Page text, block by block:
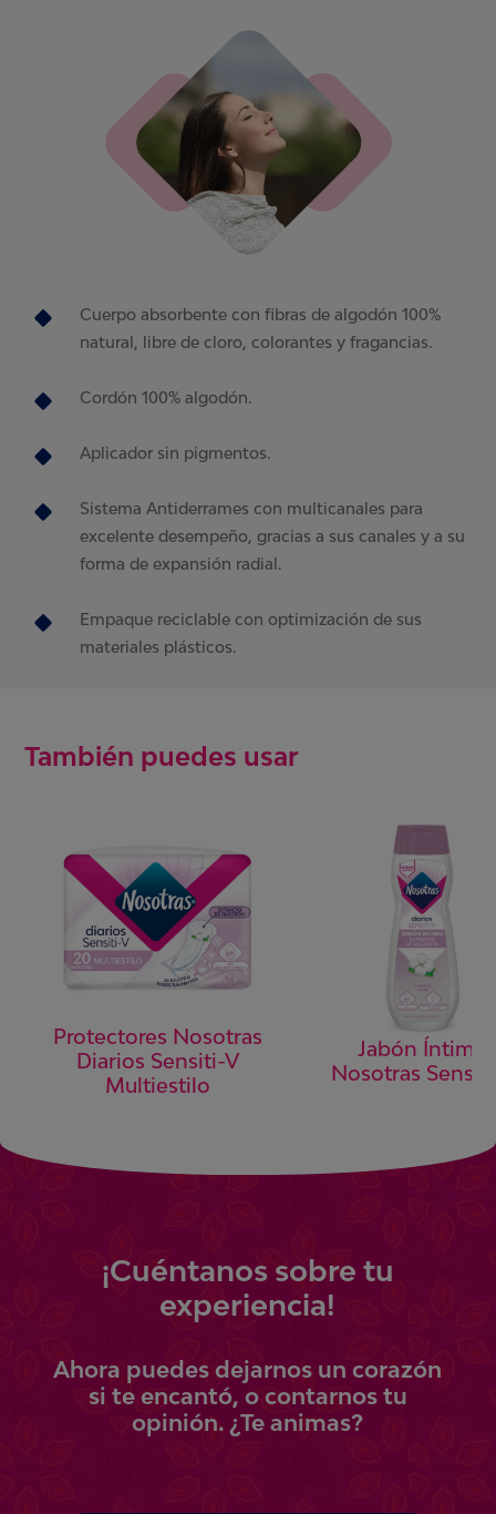
Cuerpo absorbente con fibras de algodón 100%
natural, libre de cloro, colorantes y fragancias.
Cordón 100% algodón.
Aplicador sin pigmentos.
Sistema Antiderrames con multicanales para
excelente desempeño, gracias a sus canales y a su
forma de expansión radial.
Empaque reciclable con optimización de sus
materiales plásticos.
También puedes usar
Protectores Nosotras
Diarios Sensiti-V
Multiestilo
Jabón Íntimo
Nosotras
¡Cuéntanos sobre tu
experiencia!
Ahora puedes dejarnos un corazón
si te encantó, o contarnos tu
opinión. ¿Te animas?